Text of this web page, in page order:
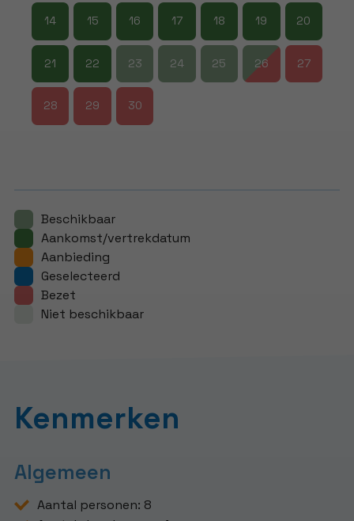
14 15 16 17 18 19 20
21 22 23 24 25 26 27
28 29 30
Beschikbaar
Aankomst/vertrekdatum
Aanbieding
Geselecteerd
Bezet
Niet beschikbaar
Kenmerken
Algemeen
Aantal personen: 8